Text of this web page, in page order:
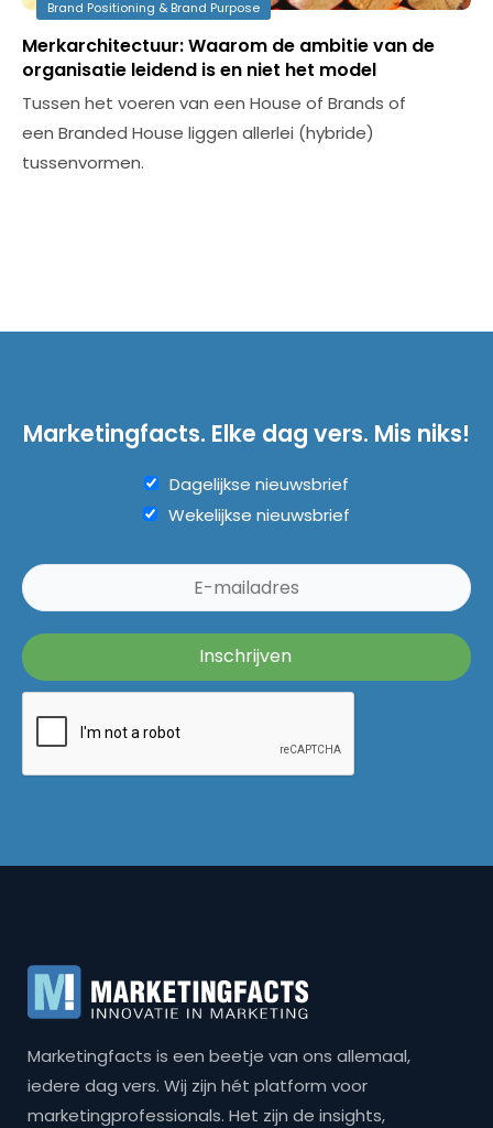
Brand Positioning & Brand Purpose
Merkarchitectuur: Waarom de ambitie van de
organisatie leidend is en niet het model
Tussen het voeren van een House of Brands of
een Branded House liggen allerlei (hybride)
tussenvormen.
Marketingfacts. Elke dag vers. Mis niks!
Dagelijkse nieuwsbrief
Wekelijkse nieuwsbrief
Marketingfacts is een beetje van ons allemaal,
iedere dag vers. Wij zijn hét platform voor
marketingprofessionals. Het zijn de insights,